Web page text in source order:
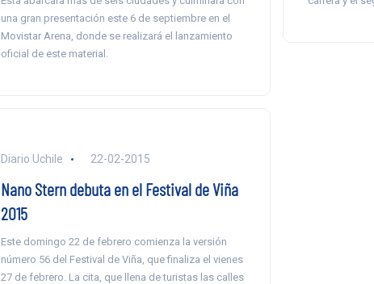
una gran presentación este 6 de septiembre en el
Movistar Arena, donde se realizará el lanzamiento
oficial de este material.
Diario Uchile 22-02-2015
Nano Stern debuta en el Festival de Viña
2015
Este domingo 22 de febrero comienza la versión
número 56 del Festival de Viña, que finaliza el vienes
27 de febrero. La cita, que llena de turistas las calles